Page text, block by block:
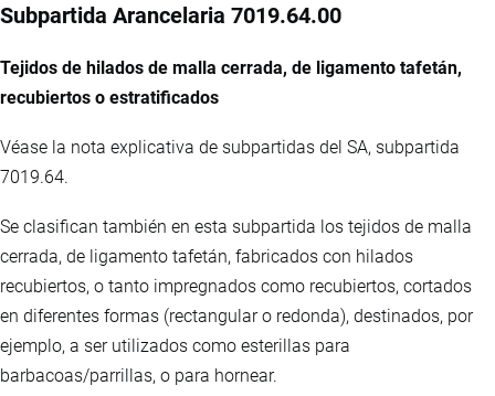
Subpartida Arancelaria 7019.64.00
Tejidos de hilados de malla cerrada, de ligamento tafetán,
recubiertos o estratificados
Véase la nota explicativa de subpartidas del SA, subpartida
7019.64.
Se clasifican también en esta subpartida los tejidos de malla
cerrada, de ligamento tafetán, fabricados con hilados
recubiertos, o tanto impregnados como recubiertos, cortados
en diferentes formas (rectangular o redonda), destinados, por
ejemplo, a ser utilizados como esterillas para
barbacoas/parrillas, o para hornear.